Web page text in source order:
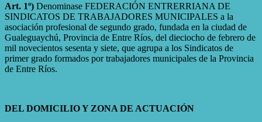
Art. 1º) Denominase FEDERACIÓN ENTRERRIANA DE
SINDICATOS DE TRABAJADORES MUNICIPALES a la
asociación profesional de segundo grado, fundada en la ciudad de
Gualeguaychú, Provincia de Entre Ríos, del dieciocho de febrero de
mil novecientos sesenta y siete, que agrupa a los Sindicatos de
primer grado formados por trabajadores municipales de la Provincia
de Entre Ríos.
DEL DOMICILIO Y ZONA DE ACTUACIÓN